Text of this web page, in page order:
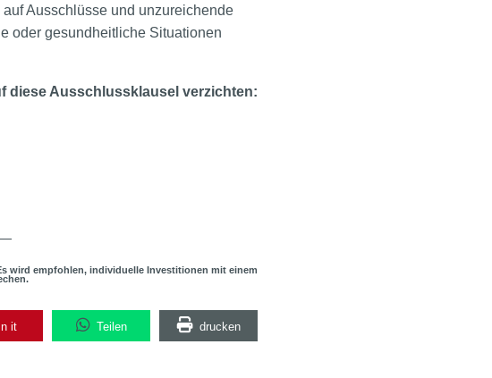
Ausschlüsse und unzureichende
oder gesundheitliche Situationen
diese Ausschlussklausel verzichten:
wird empfohlen, individuelle Investitionen mit einem
it Teilen drucken